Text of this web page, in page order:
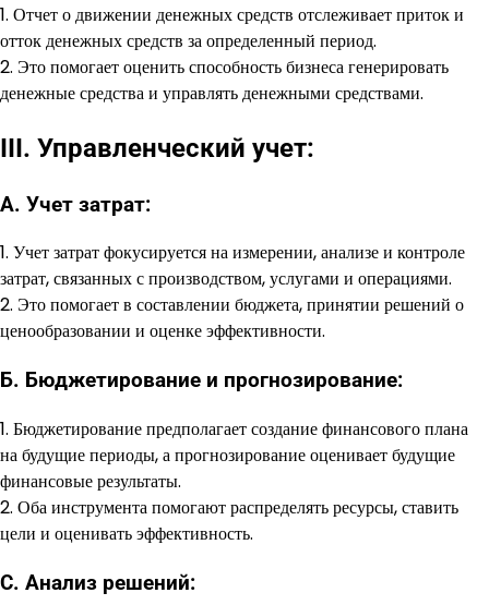
1. Отчет о движении денежных средств отслеживает приток и
отток денежных средств за определенный период.
2. Это помогает оценить способность бизнеса генерировать
денежные средства и управлять денежными средствами.
III. Управленческий учет:
А. Учет затрат:
1. Учет затрат фокусируется на измерении, анализе и контроле
затрат, связанных с производством, услугами и операциями.
2. Это помогает в составлении бюджета, принятии решений о
ценообразовании и оценке эффективности.
Б. Бюджетирование и прогнозирование:
1. Бюджетирование предполагает создание финансового плана
на будущие периоды, а прогнозирование оценивает будущие
финансовые результаты.
2. Оба инструмента помогают распределять ресурсы, ставить
цели и оценивать эффективность.
C. Анализ решений: